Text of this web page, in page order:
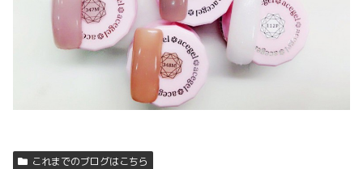
これまでのブログはこちら